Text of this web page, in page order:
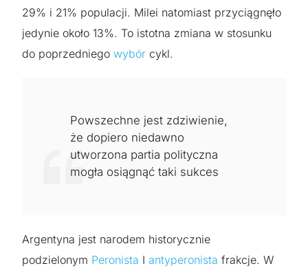
29% i 21% populacji. Milei natomiast przyciągnęło
jedynie około 13%. To istotna zmiana w stosunku
do poprzedniegowybór cykl.
Powszechne jest zdziwienie,
że dopiero niedawno
utworzona partia polityczna
mogła osiągnąć taki sukces
Argentyna jest narodem historycznie
podzielonym Peronista I antyperonista frakcje. W